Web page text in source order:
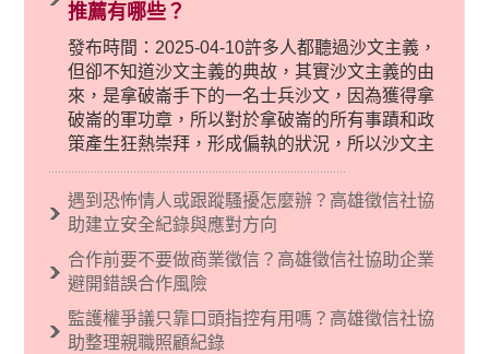
推薦有哪些？
發布時間：2025-04-10許多人都聽過沙文主義，
但卻不知道沙文主義的典故，其實沙文主義的由
來，是拿破崙手下的一名士兵沙文，因為獲得拿
破崙的軍功章，所以對於拿破崙的所有事蹟和政
策產生狂熱崇拜，形成偏執的狀況，所以沙文主
義後來就被拿來暗指偏見和歧視，而且有沙文主
義傾向的人，通常對於自己的國家和民族有超強
烈的卓越感，因而瞧不起其他國家的人，所以沙
現了男性沙文…
遇到恐怖情人或跟蹤騷擾怎麼辦？高雄徵信社協
助建立安全紀錄與應對方向
合作前要不要做商業徵信？高雄徵信社協助企業
避開錯誤合作風險
監護權爭議只靠口頭指控有用嗎？高雄徵信社協
助整理親職照顧紀錄